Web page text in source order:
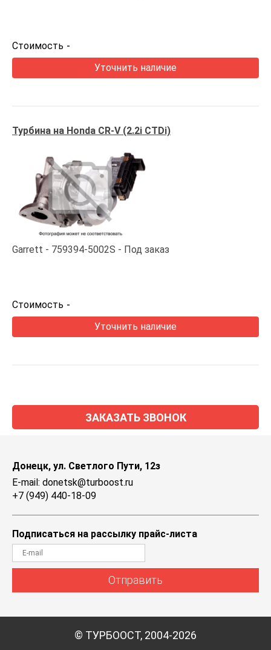
Стоимость -
Уточнить наличие
Турбина на Honda CR-V (2.2i CTDi)
Garrett 759394-5002S Под заказ
Стоимость -
Уточнить наличие
ЗАКАЗАТЬ ЗВОНОК
Донецк, ул. Светлого Пути, 12з
E-mail: donetsk@turboost.ru
+7 (949) 440-18-09
Подписаться на рассылку прайс-листа
Отправить
© ТУРБООСТ, 2004-2026